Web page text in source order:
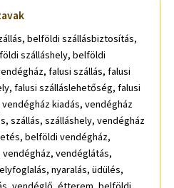
belföldi szállásbiztosítás,
szálláshely, belföldi
falusi szállás, falusi
falusi szálláslehetőség, falusi
kiadás, vendégház
szállás, szálláshely, vendégház
belföldi vendégház,
vendéglátás,
nyaralás, üdülés,